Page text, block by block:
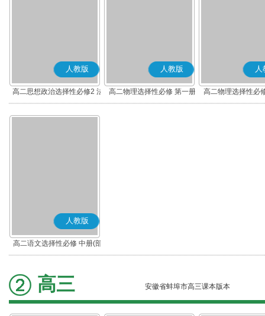
人教版
高二思想政治选择性必修2 法
律与生活(部编版)
人教版
高二物理选择性必修 第一册
人
高二物理选择性必
人教版
高二语文选择性必修 中册(部
编版)
高三 安徽省蚌埠市高三课本版本